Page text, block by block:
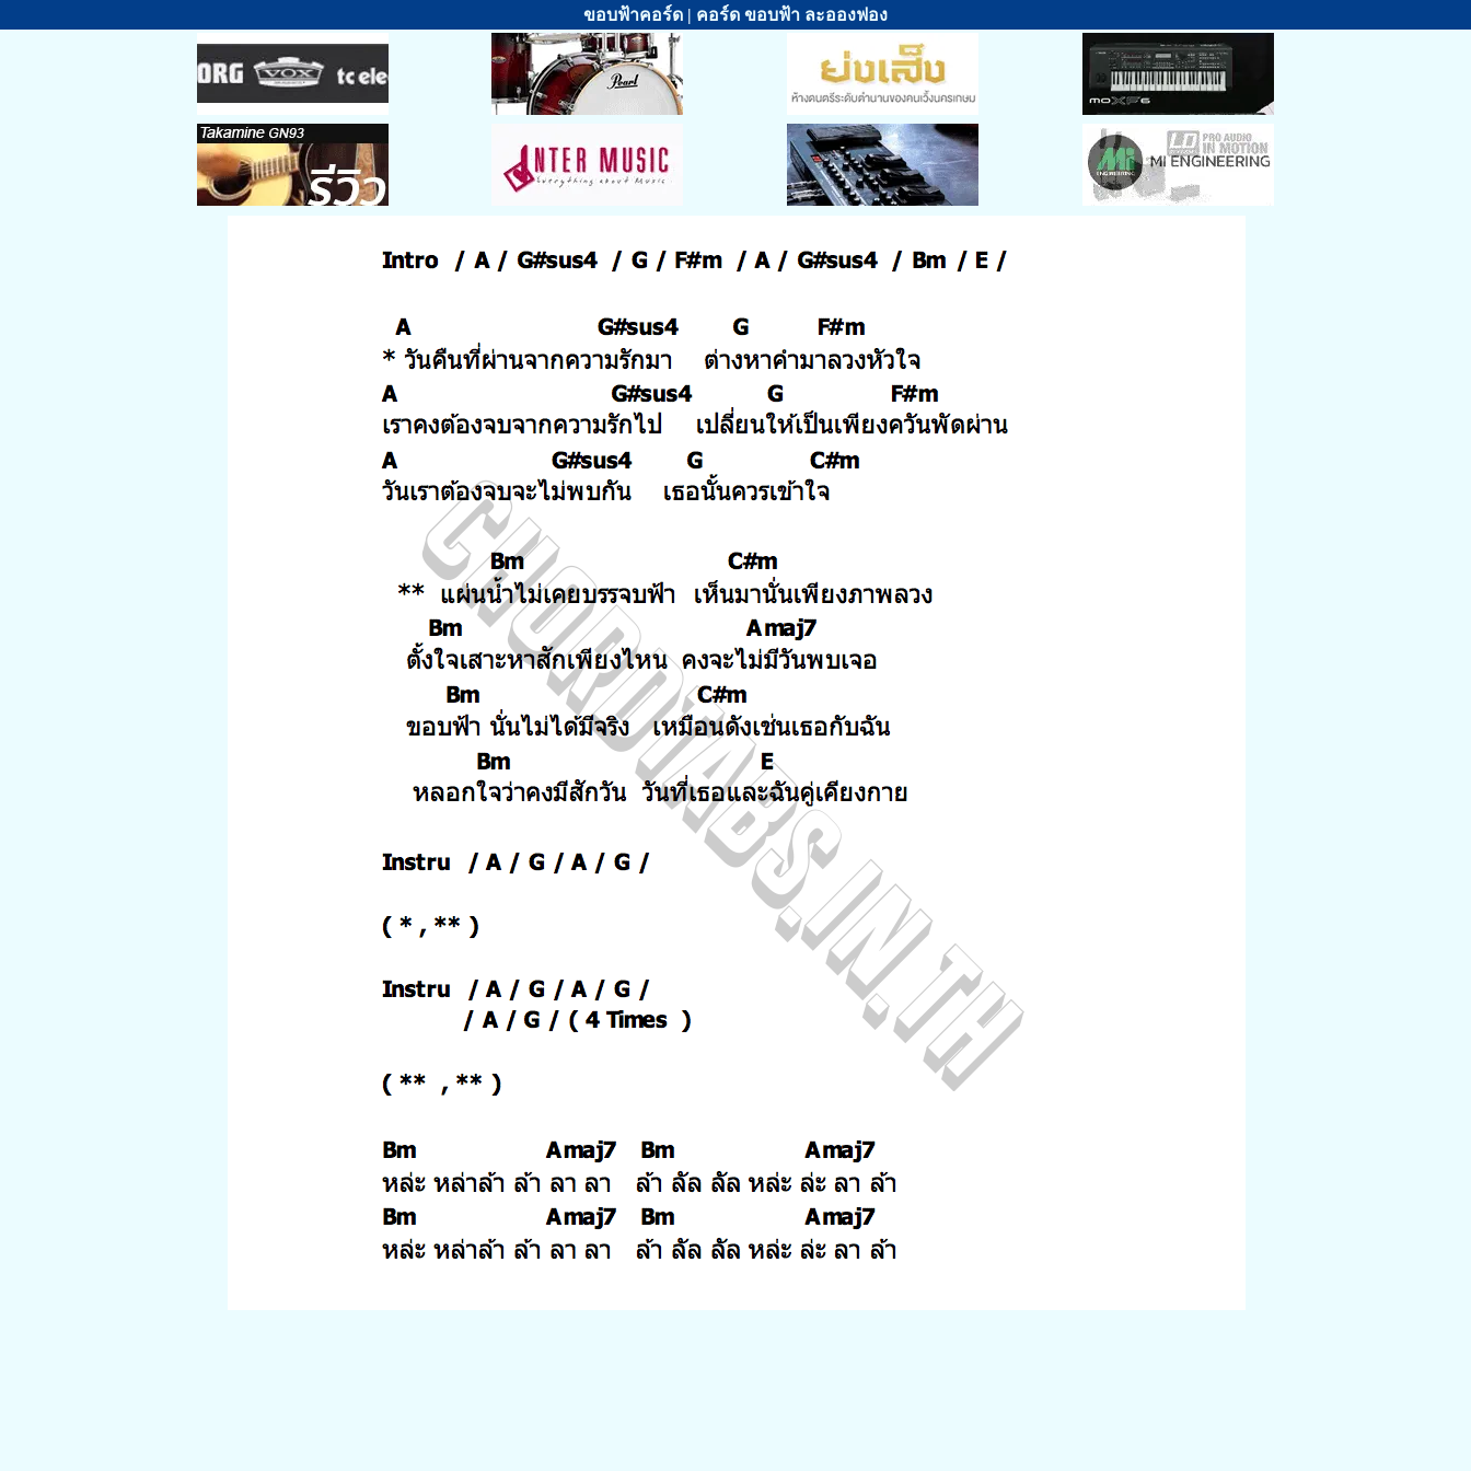
ขอบฟ้าคอร์ด | คอร์ด ขอบฟ้า ละอองฟอง